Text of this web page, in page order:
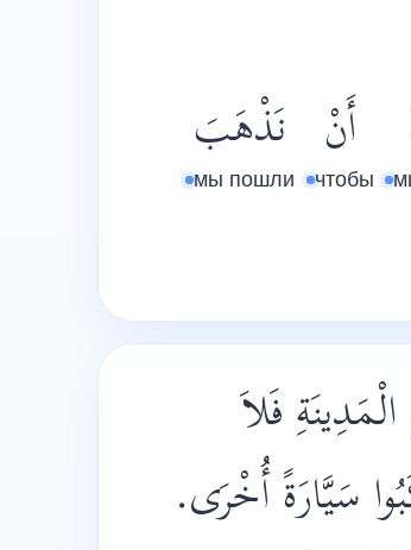
أَنْ
чтобы
نَذْهَبَ
мы пошли
فَلاَ
سَيَّارَةً أُخْرَى.